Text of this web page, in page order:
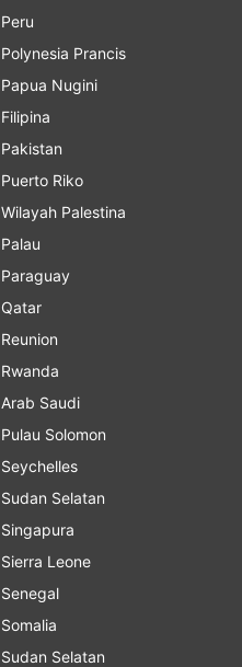
Peru
Polynesia Prancis
Papua Nugini
Filipina
Pakistan
Puerto Riko
Wilayah Palestina
Palau
Paraguay
Qatar
Reunion
Rwanda
Arab Saudi
Pulau Solomon
Seychelles
Sudan Selatan
Singapura
Sierra Leone
Senegal
Somalia
Sudan Selatan